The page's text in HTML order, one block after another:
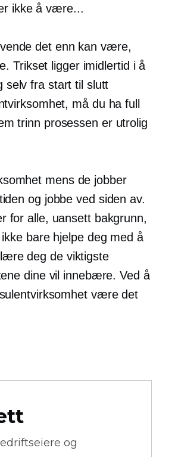
ikke å være...
det enn kan være,
Trikset ligger imidlertid i å
selv fra start til slutt
må du ha full
trinn prosessen er utrolig
mens de jobber
og jobbe ved siden av.
for alle, uansett bakgrunn,
bare hjelpe deg med å
deg de viktigste
dine vil innebære. Ved å
være det
og